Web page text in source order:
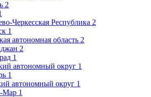
2
Черкесская Республика 2
1
автономная область 2
2
1
автономный округ 1
1
автономный округ 1
Мар 1